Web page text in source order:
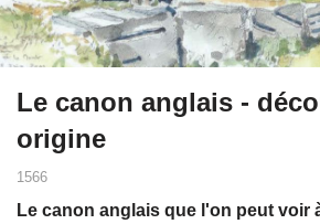
Le canon anglais -
origine
1566
Le canon anglais que l'on peut voir